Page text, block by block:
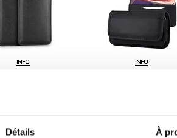
Détails À
226051-